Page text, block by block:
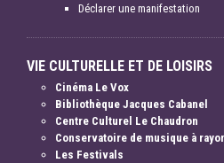
Déclarer une manifestation
VIE CULTURELLE ET DE LOISIRS
Cinéma Le Vox
Bibliothèque Jacques Cabanel
Centre Culturel Le Chaudron
Conservatoire de musique à
Les Festivals